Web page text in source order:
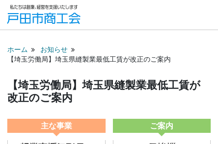
ホーム
お知らせ
【埼玉労働局】埼玉県縫製業最低工賃が改正のご案内
【埼玉労働局】埼玉県縫製業最低工賃が
改正のご案内
主な事業 ご案内